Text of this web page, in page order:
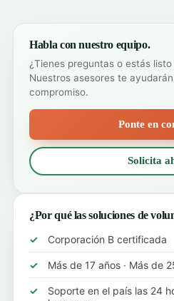
Habla con nuestro equipo.
¿Tienes preguntas o estás
Nuestros asesores te
compromiso.
Ponte en
Solicita
¿Por qué las soluciones de
Corporación B certificada
Más de 17 años · Más de
Soporte en el país las 24